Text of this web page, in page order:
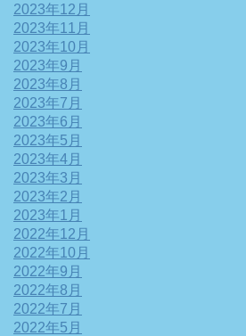
2023年12月
2023年11月
2023年10月
2023年9月
2023年8月
2023年7月
2023年6月
2023年5月
2023年4月
2023年3月
2023年2月
2023年1月
2022年12月
2022年10月
2022年9月
2022年8月
2022年7月
2022年5月